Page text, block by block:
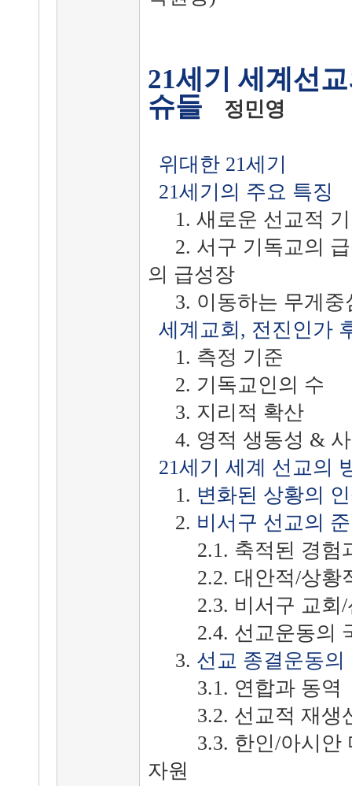
21세기 세계선
슈들
정민영
위대한 21세기
21세기의 주요 특징
1. 새로운 선교적
2. 서구 기독교의 급
의 급성장
3. 이동하는 무게중
세계교회, 전진인가
1. 측정 기준
2. 기독교인의 수
3. 지리적 확산
4. 영적 생동성 & 사
21세기 세계 선교의
1. 변화된 상황의
2. 비서구 선교의
2.1. 축적된 경험
2.2. 대안적/상황
2.3. 비서구 교회/
2.4. 선교운동의
3. 선교 종결운동의
3.1. 연합과 동역
3.2. 선교적 재생
3.3. 한인/아시안
자원